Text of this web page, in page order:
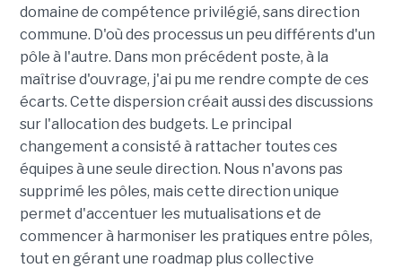
domaine de compétence privilégié, sans direction
commune. D'où des processus un peu différents d'un
pôle à l'autre. Dans mon précédent poste, à la
maîtrise d'ouvrage, j'ai pu me rendre compte de ces
écarts. Cette dispersion créait aussi des discussions
sur l'allocation des budgets. Le principal
changement a consisté à rattacher toutes ces
équipes à une seule direction. Nous n'avons pas
supprimé les pôles, mais cette direction unique
permet d'accentuer les mutualisations et de
commencer à harmoniser les pratiques entre pôles,
tout en gérant une roadmap plus collective